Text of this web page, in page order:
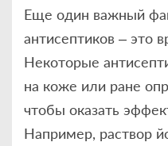
Еще один важный
антисептиков – это
Некоторые
на коже или ране
чтобы оказать
Например, раствор